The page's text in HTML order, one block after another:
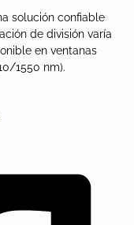
solución confiable
de división varía
en ventanas
1550 nm).